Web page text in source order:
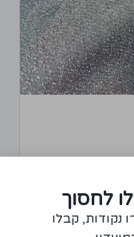
מידע נוסף
לחסוך
נקודות, קבלו